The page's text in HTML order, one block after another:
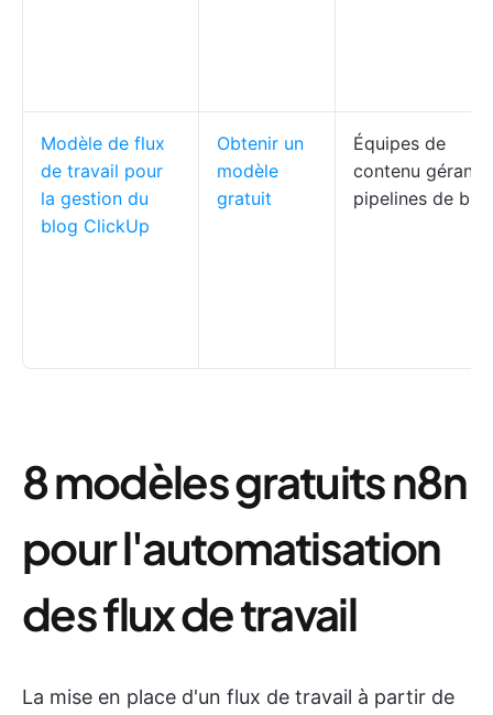
Modèle de flux
de travail pour
la gestion du
blog ClickUp
Obtenir un
modèle
gratuit
Équipes de
contenu gérant
pipelines de
8 modèles gratuits n8n
pour l'automatisation
des flux de travail
La mise en place d'un flux de travail à partir de